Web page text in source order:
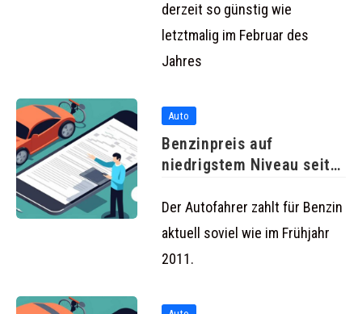
derzeit so günstig wie
letztmalig im Februar des
Jahres
Auto
Benzinpreis auf
niedrigstem Niveau seit
Der Autofahrer zahlt für Benzin
aktuell soviel wie im Frühjahr
2011.